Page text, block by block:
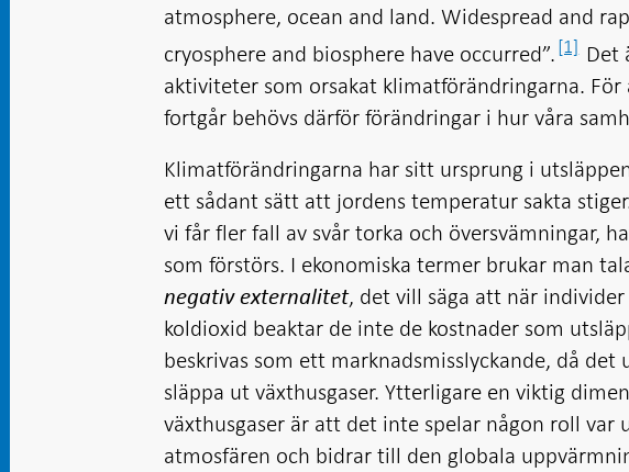
atmosphere, ocean and land. Widespread and
cryosphere and biosphere have occurred”.[1] Det
aktiviteter som orsakat klimatförändringarna.
fortgår behövs därför förändringar i hur våra
Klimatförändringarna har sitt ursprung i
ett sådant sätt att jordens temperatur sakta
vi får fler fall av svår torka och översvämningar,
som förstörs. I ekonomiska termer brukar man
negativ externalitet, det vill säga att när
koldioxid beaktar de inte de kostnader som
beskrivas som ett marknadsmisslyckande, då
släppa ut växthusgaser. Ytterligare en viktig
växthusgaser är att det inte spelar någon roll var
atmosfären och bidrar till den globala